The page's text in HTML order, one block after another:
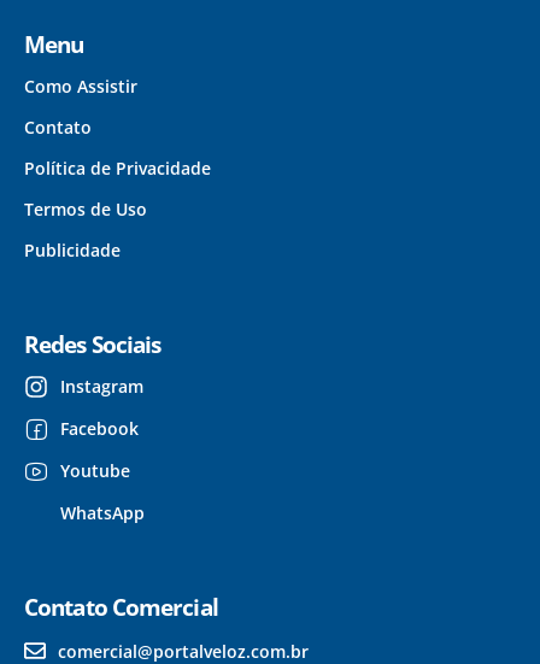
Menu
Como Assistir
Contato
Política de Privacidade
Termos de Uso
Publicidade
Redes Sociais
Instagram
Facebook
Youtube
WhatsApp
Contato Comercial
comercial@portalveloz.com.br